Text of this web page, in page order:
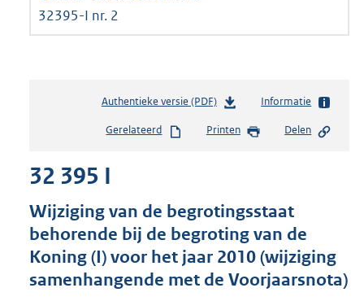
32395-I nr. 2
Authentieke versie (PDF)b
s
d
s
g
r
o
Informatie
Gerelateerd Printen Delen
32 395 I
Wijziging van de begrotingsstaat
behorende bij de begroting van de
Koning (I) voor het jaar 2010 (wijziging
samenhangende met de Voorjaarsnota)